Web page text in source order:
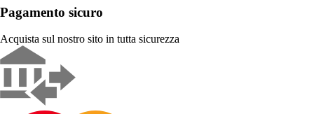
Pagamento sicuro
Acquista sul nostro sito in tutta sicurezza